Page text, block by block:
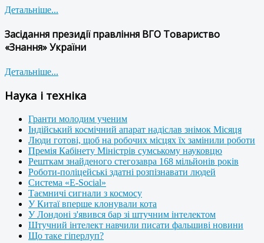
Детальніше...
Засідання президії правління ВГО Товариство
«Знання» України
Детальніше...
Наука і техніка
Гранти молодим ученим
Індійський космічний апарат надіслав знімок Місяця
Люди готові, щоб на робочих місцях їх замінили роботи
Премія Кабінету Міністрів сумському науковцю
Решткам знайденого стегозавра 168 мільйонів років
Роботи-поліцейські здатні розпізнавати людей
Система «E-Social»
Таємничі сигнали з космосу
У Китаї вперше клонували кота
У Лондоні з'явився бар зі штучним інтелектом
Штучний інтелект навчили писати фальшиві новини
Що таке гіперлуп?